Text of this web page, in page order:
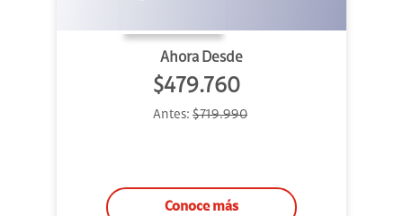
Ahora Desde
$479.760
Antes: $719.990
Conoce más